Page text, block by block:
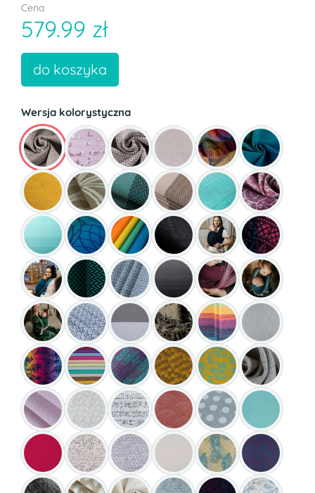
Cena
579.99 zł
do koszyka
Wersja kolorystyczna